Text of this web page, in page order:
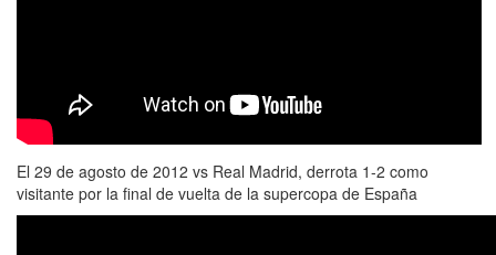
El 29 de agosto de 2012 vs Real Madrid, derrota 1-2 como
visitante por la final de vuelta de la supercopa de España